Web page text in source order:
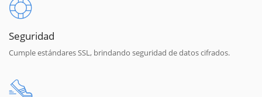
Seguridad
Cumple estándares SSL, brindando seguridad de datos cifrados.